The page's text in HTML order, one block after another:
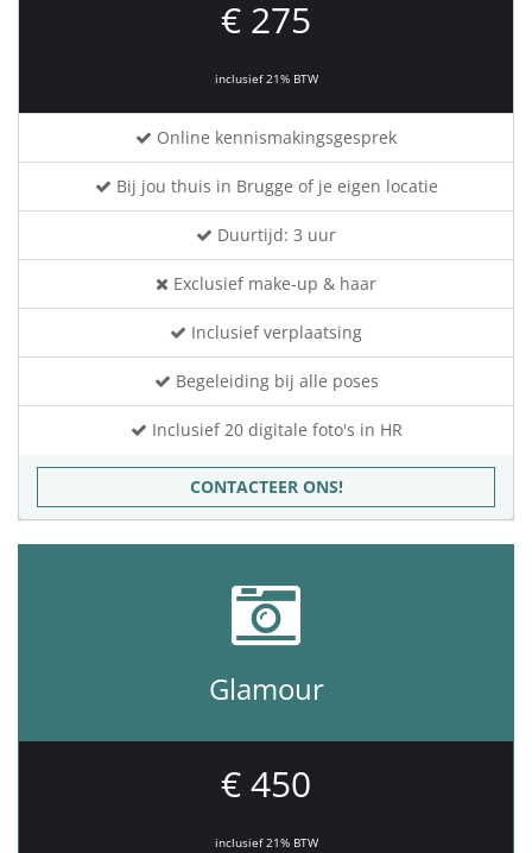
€ 275
inclusief 21% BTW
Online kennismakingsgesprek
Bij jou thuis in Brugge of je eigen locatie
Duurtijd: 3 uur
Exclusief make-up & haar
Inclusief verplaatsing
Begeleiding bij alle poses
Inclusief 20 digitale foto's in HR
CONTACTEER ONS!
Glamour
€ 450
inclusief 21% BTW